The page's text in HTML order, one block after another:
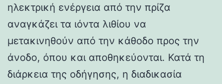
ηλεκτρική ενέργεια από την πρίζα
αναγκάζει τα ιόντα λιθίου να
μετακινηθούν από την κάθοδο προς την
άνοδο, όπου και αποθηκεύονται. Κατά τη
διάρκεια της οδήγησης, η διαδικασία